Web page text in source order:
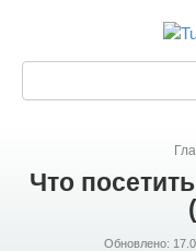
контенту
Что
Обновлено: